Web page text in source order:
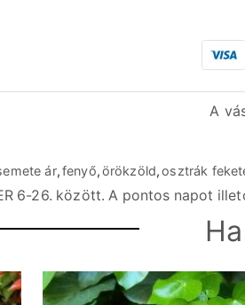
A
ár,fenyő,örökzöld,osztrák
6-26. között. A pontos napot